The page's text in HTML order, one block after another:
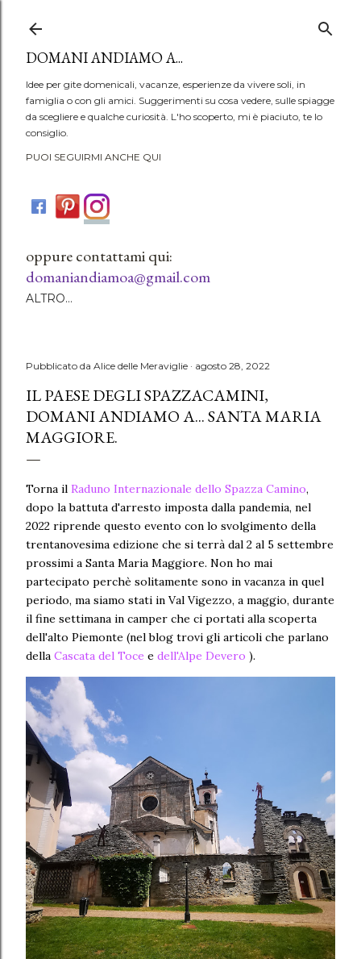
DOMANI ANDIAMO A...
Idee per gite domenicali, vacanze, esperienze da vivere soli, in
famiglia o con gli amici. Suggerimenti su cosa vedere, sulle spiagge
da scegliere e qualche curiosità. L'ho scoperto, mi è piaciuto, te lo
consiglio.
PUOI SEGUIRMI ANCHE QUI
oppure contattami qui:
domaniandiamoa@gmail.com
ALTRO…
Pubblicato da Alice delle Meraviglie agosto 28, 2022
IL PAESE DEGLI SPAZZACAMINI,
DOMANI ANDIAMO A... SANTA MARIA
MAGGIORE.
Torna il Raduno Internazionale dello Spazza Camino,
dopo la battuta d'arresto imposta dalla pandemia, nel
2022 riprende questo evento con lo svolgimento della
trentanovesima edizione che si terrà dal 2 al 5 settembre
prossimi a Santa Maria Maggiore. Non ho mai
partecipato perchè solitamente sono in vacanza in quel
periodo, ma siamo stati in Val Vigezzo, a maggio, durante
il fine settimana in camper che ci portati alla scoperta
dell'alto Piemonte (nel blog trovi gli articoli che parlano
della Cascata del Toce e dell'Alpe Devero ).